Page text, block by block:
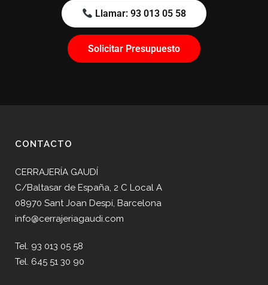
Llamar: 93 013 05 58
Solicitar Presupuesto
CONTACTO
CERRAJERÍA GAUDÍ
C/Baltasar de España, 2 C Local A
08970 Sant Joan Despí, Barcelona
info@cerrajeriagaudi.com
Tel. 93 013 05 58
Tel. 645 51 30 90